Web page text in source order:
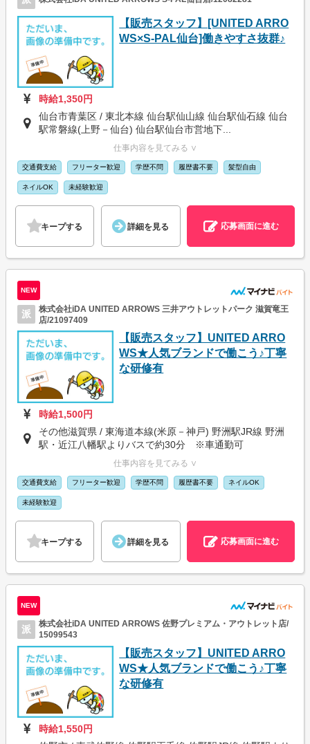
【販売スタッフ】[UNITED ARRO
WS×S-PAL仙台]働きやすさ抜群♪
時給1,350円
仙台市青葉区 / 東北本線 仙台駅仙山線 仙台駅仙石線 仙台
駅常磐線(上野－仙台) 仙台駅仙台市営地下...
仕事内容を見てみる ∨
交通費支給 フリーター歓迎 学歴不問 履歴書不要 髪型自由
ネイルOK 未経験歓迎
キープする 詳細を見る 応募画面に進む
NEW
派
株式会社iDA UNITED ARROWS 三井アウトレットパーク 滋賀竜王
店/21097409
【販売スタッフ】UNITED ARRO
WS★人気ブランドで働こう♪丁寧
な研修有
時給1,500円
その他滋賀県 / 東海道本線(米原－神戸) 野洲駅JR線 野洲
駅・近江八幡駅よりバスで約30分 ※車通勤可
仕事内容を見てみる ∨
交通費支給 フリーター歓迎 学歴不問 履歴書不要 ネイルOK
未経験歓迎
キープする 詳細を見る 応募画面に進む
NEW
派
株式会社iDA UNITED ARROWS 佐野プレミアム・アウトレット店/
15099543
【販売スタッフ】UNITED ARRO
WS★人気ブランドで働こう♪丁寧
な研修有
時給1,550円